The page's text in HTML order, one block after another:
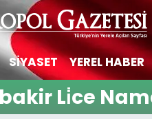
SİYASET YEREL HABER
Li̇ce